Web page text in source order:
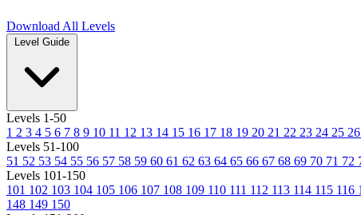
Download All Levels
Level Guide
Levels 1-50
1 2 3 4 5 6 7 8 9 10 11 12 13 14 15 16 17 18 19 20 21 22 23 24 25 26
Levels 51-100
51 52 53 54 55 56 57 58 59 60 61 62 63 64 65 66 67 68 69 70 71 72
Levels 101-150
101 102 103 104 105 106 107 108 109 110 111 112 113 114 115 116
148 149 150